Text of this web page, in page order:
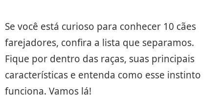
Se você está curioso para conhecer 10 cães
farejadores, confira a lista que separamos.
Fique por dentro das raças, suas principais
características e entenda como esse instinto
funciona. Vamos lá!